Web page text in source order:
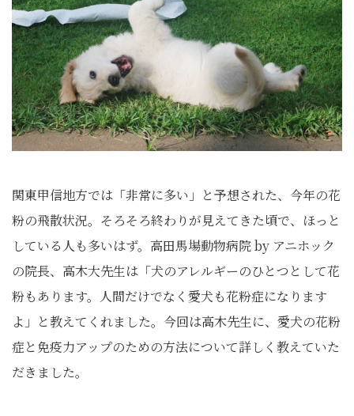
関東甲信地方では「非常に多い」と予想された、今年の花
粉の飛散状況。そろそろ終わりが見えてきた頃で、ほっと
している人も多いはず。高田馬場動物病院 by アニホック
の院長、高木大先生は「犬のアレルギーのひとつとして花
粉もあります。人間だけでなく愛犬も花粉症になります
よ」と教えてくれました。今回は高木先生に、愛犬の花粉
症と免疫力アップのための方法について詳しく教えていた
だきました。